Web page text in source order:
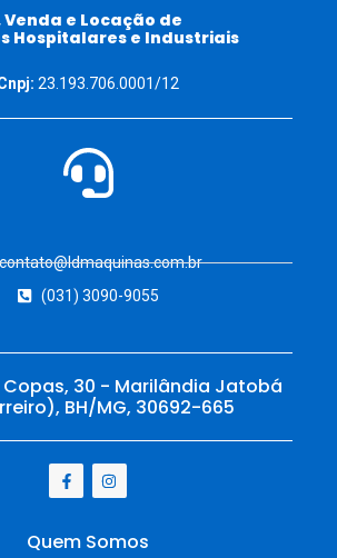
e Locação de
Hospitalares e Industriais
23.193.706.0001/12
(031) 3090-9055
Copas, 30 - Marilândia Jatobá
BH/MG, 30692-665
Quem Somos